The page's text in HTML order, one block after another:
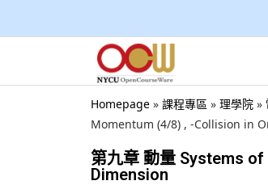
Homepage » 課程專區 » 理學院 »
Momentum (4/8) , -Collision in
第九章 動量 Systems
Dimension